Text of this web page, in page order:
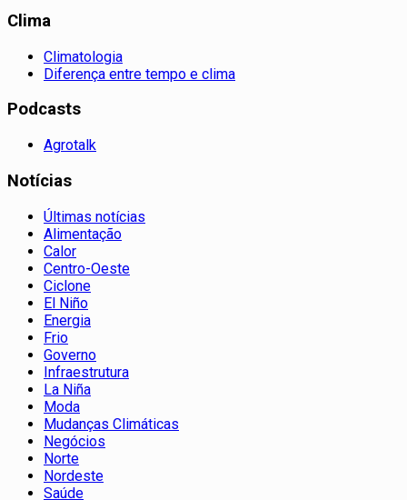
Clima
Climatologia
Diferença entre tempo e clima
Podcasts
Agrotalk
Notícias
Últimas notícias
Alimentação
Calor
Centro-Oeste
Ciclone
El Niño
Energia
Frio
Governo
Infraestrutura
La Niña
Moda
Mudanças Climáticas
Negócios
Norte
Nordeste
Saúde